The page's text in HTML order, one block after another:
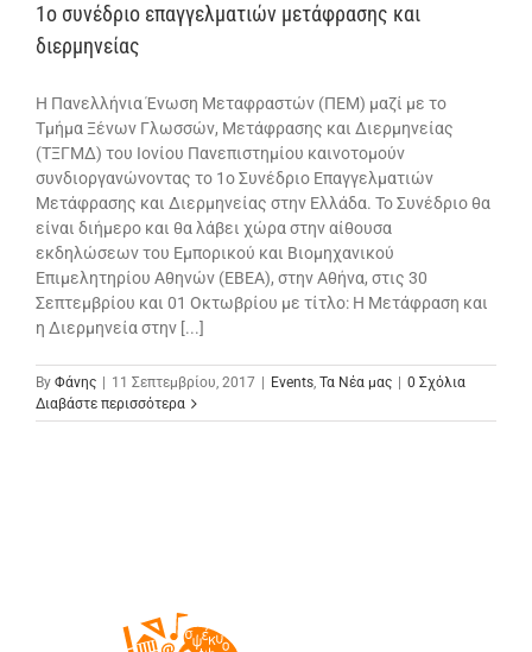
1o συνέδριο επαγγελματιών μετάφρασης και
διερμηνείας
Η Πανελλήνια Ένωση Μεταφραστών (ΠΕΜ) μαζί με το
Τμήμα Ξένων Γλωσσών, Μετάφρασης και Διερμηνείας
(ΤΞΓΜΔ) του Ιονίου Πανεπιστημίου καινοτομούν
συνδιοργανώνοντας το 1ο Συνέδριο Επαγγελματιών
Μετάφρασης και Διερμηνείας στην Ελλάδα. Το Συνέδριο θα
είναι διήμερο και θα λάβει χώρα στην αίθουσα
εκδηλώσεων του Εμπορικού και Βιομηχανικού
Επιμελητηρίου Αθηνών (ΕΒΕΑ), στην Αθήνα, στις 30
Σεπτεμβρίου και 01 Οκτωβρίου με τίτλο: Η Μετάφραση και
η Διερμηνεία στην [...]
By Φάνης 11 Σεπτεμβρίου, 2017 Events, Τα Νέα μας
0 Σχόλια
Διαβάστε περισσότερα